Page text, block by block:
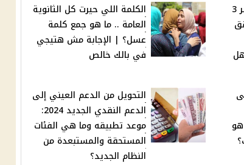
توقعات ميشال حايك تبشر 3
الكلمة اللي حيرت كل الثانوية
العامة .. ما هو جمع كلمة
عسل؟ | الإجابة مش هتيجي
في بالك خالص
التحويل من الدعم العيني إلى
الدعم النقدي الجديد 2024:
موعد تطبيقه وما هي الفئات
المستحقة والمستبعدة من
النظام الجديد؟